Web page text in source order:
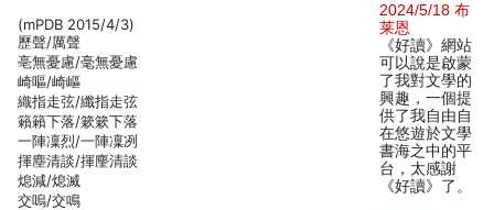
(mPDB 2015/4/3)
歷聲/厲聲
亳無憂慮/毫無憂慮
崎嘔/崎嶇
織指走弦/纖指走弦
籟籟下落/簌簌下落
一陣凜烈/一陣凜冽
揮塵清談/揮麈清談
熄減/熄滅
交嗚/交鳴
2024/5/18 布
莱恩
《好讀》網站
可以說是啟蒙
了我對文學的
興趣，一個提
供了我自由自
在悠遊於文學
書海之中的平
台，太感謝
《好讀》了。